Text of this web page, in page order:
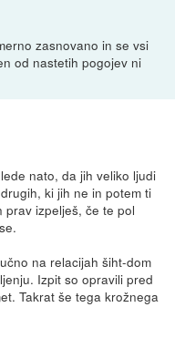
zasnovano in se vsi
od nastetih pogojev ni
nato, da jih veliko ljudi
ki jih ne in potem ti
prav izpelješ, če te pol
na relacijah šiht-dom
Izpit so opravili pred
Takrat še tega krožnega